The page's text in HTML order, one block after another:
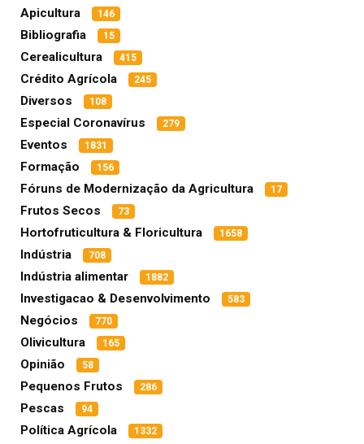
Apicultura 146
Bibliografia 15
Cerealicultura 415
Crédito Agrícola 245
Diversos 108
Especial Coronavírus 279
Eventos 1831
Formação 156
Fóruns de Modernização da Agricultura 17
Frutos Secos 73
Hortofruticultura & Floricultura 1658
Indústria 708
Indústria alimentar 1882
Investigacao & Desenvolvimento 583
Negócios 770
Olivicultura 165
Opinião 58
Pequenos Frutos 286
Pescas 94
Política Agrícola 1332